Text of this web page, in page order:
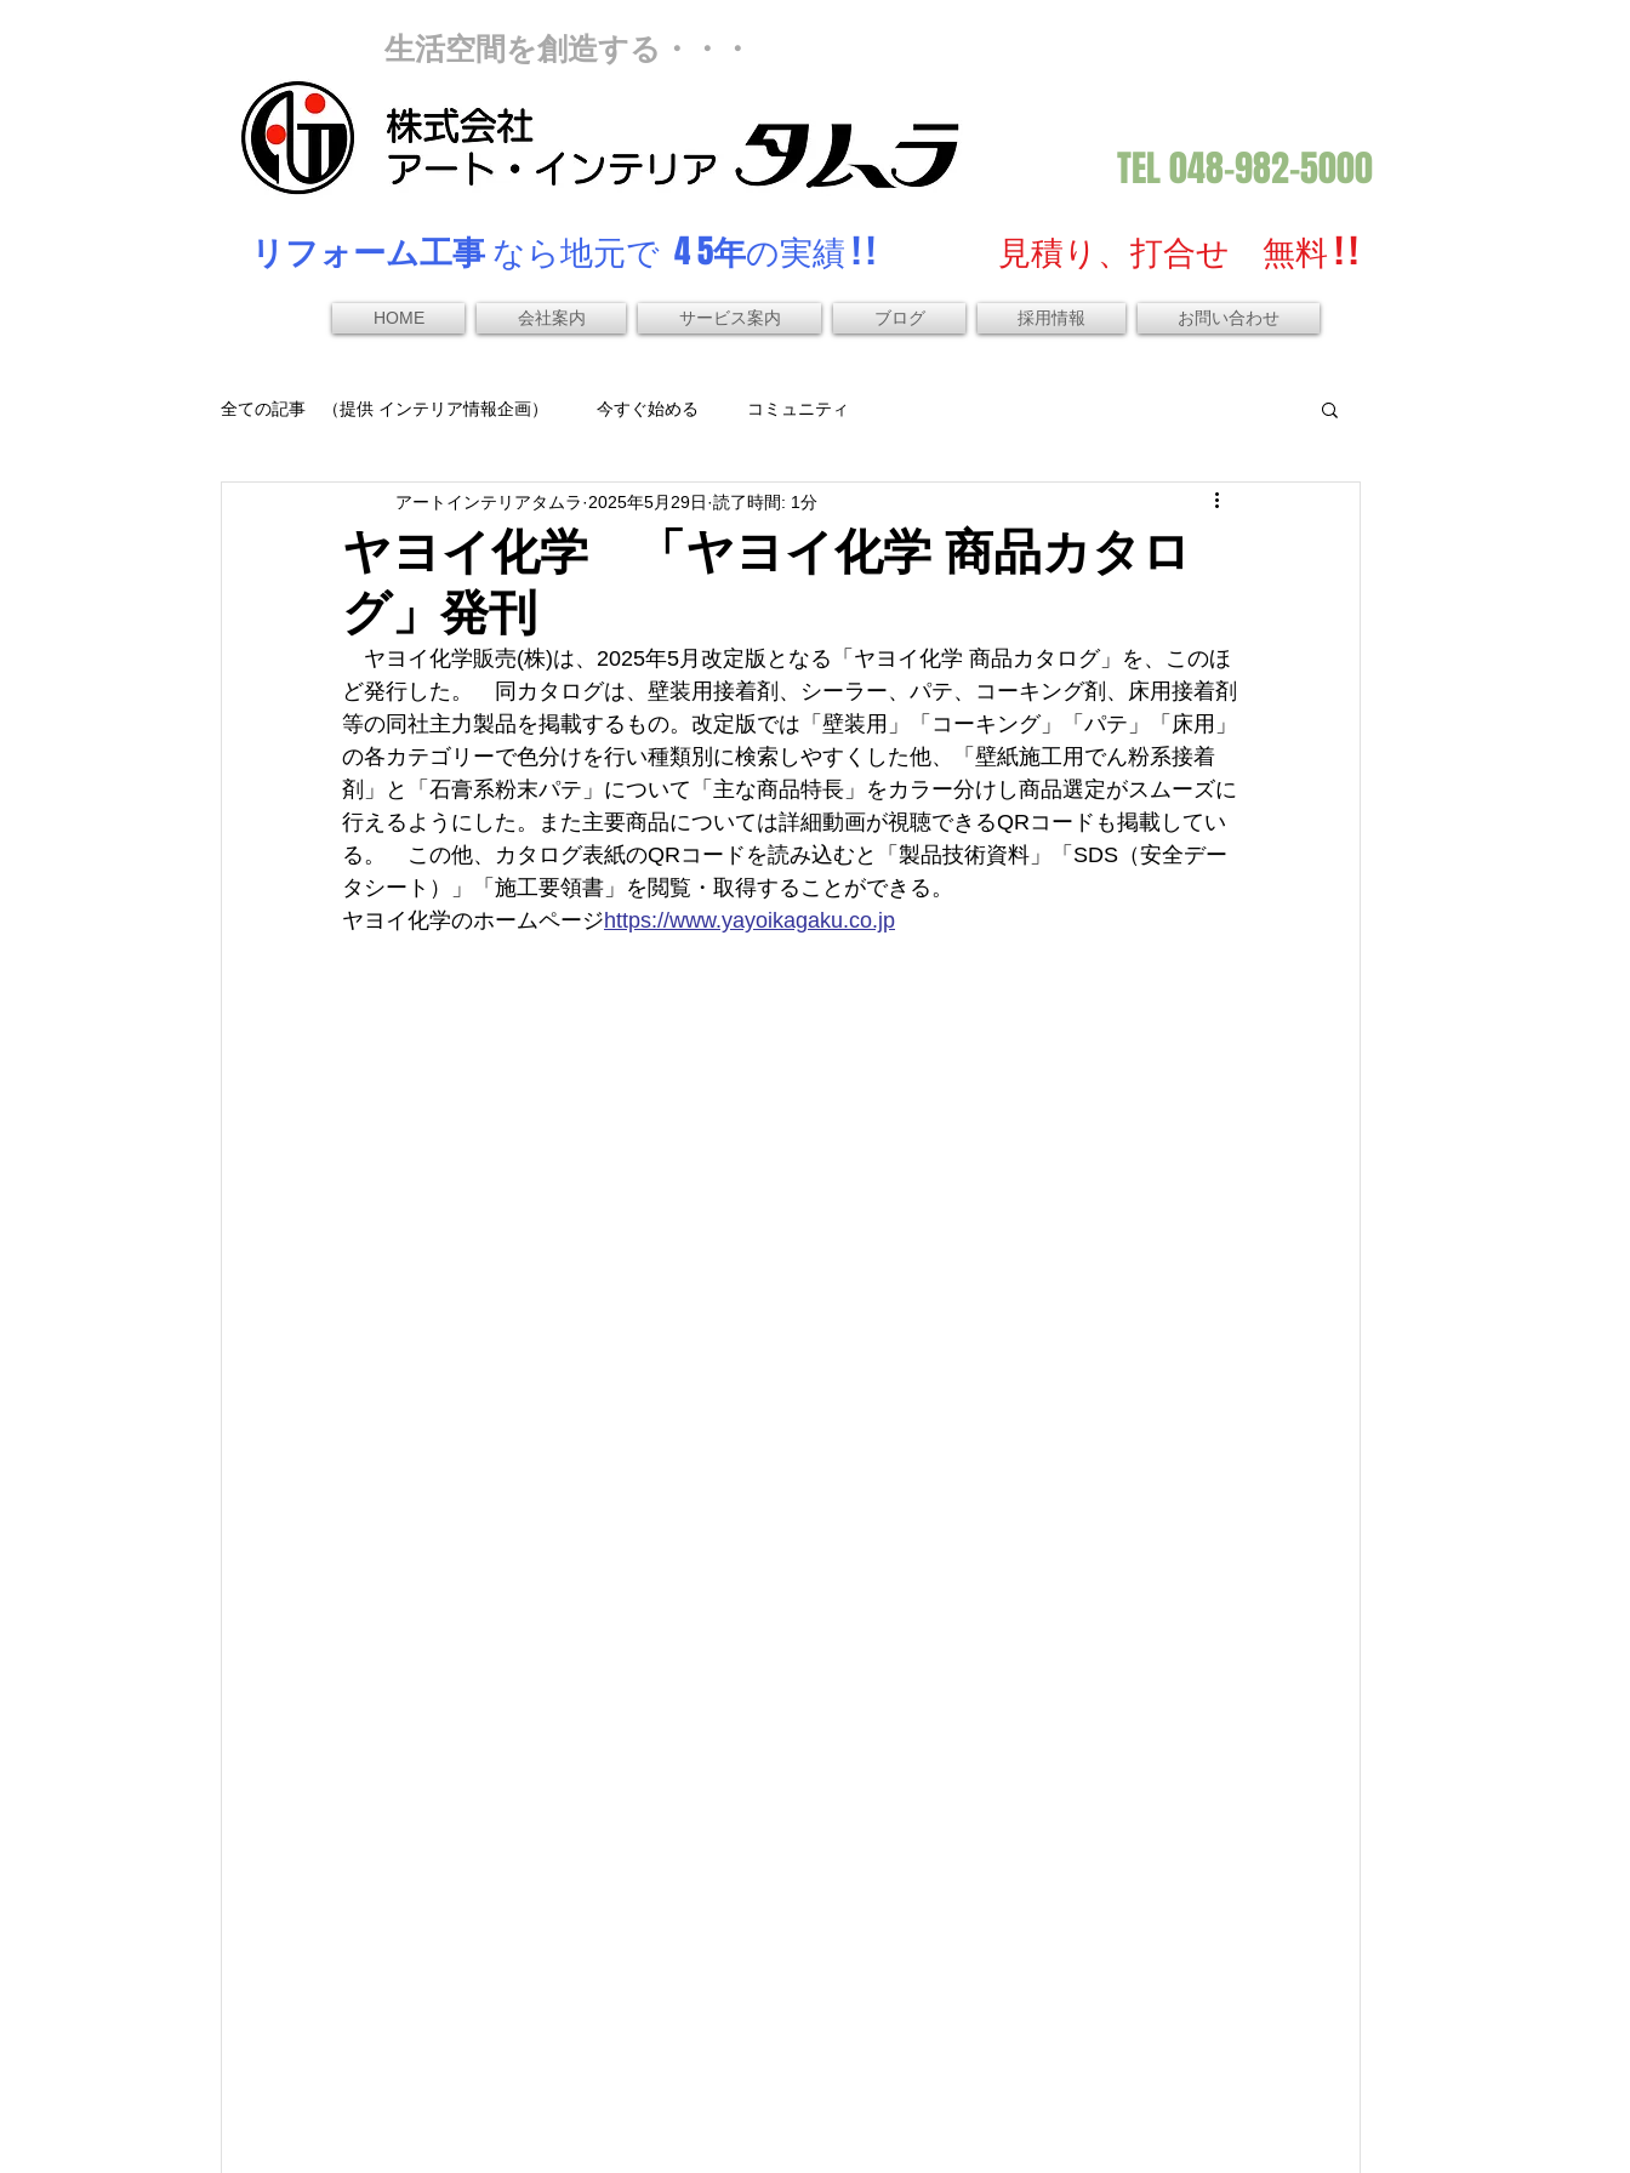
生活空間を創造する・・・
TEL 048-982-5000
リフォーム工事なら地元で 4 5年の実績 ! ! 見積り、打合せ 無料 ! !
HOME 会社案内 サービス案内 ブログ 採用情報 お問い合わせ
全ての記事 （提供 インテリア情報企画） 今すぐ始める コミュニティ
ヤヨイ化学 「ヤヨイ化学 商品カタロ
グ」発刊
アートインテリアタムラ 2025年5月29日 読了時間: 1分
ヤヨイ化学販売(株)は、2025年5月改定版となる「ヤヨイ化学 商品カタログ」を、このほ
ど発行した。　同カタログは、壁装用接着剤、シーラー、パテ、コーキング剤、床用接着剤
等の同社主力製品を掲載するもの。改定版では「壁装用」「コーキング」「パテ」「床用」
の各カテゴリーで色分けを行い種類別に検索しやすくした他、「壁紙施工用でん粉系接着
剤」と「石膏系粉末パテ」について「主な商品特長」をカラー分けし商品選定がスムーズに
行えるようにした。また主要商品については詳細動画が視聴できるQRコードも掲載してい
る。　この他、カタログ表紙のQRコードを読み込むと「製品技術資料」「SDS（安全デー
タシート）」「施工要領書」を閲覧・取得することができる。
ヤヨイ化学のホームページhttps://www.yayoikagaku.co.jp